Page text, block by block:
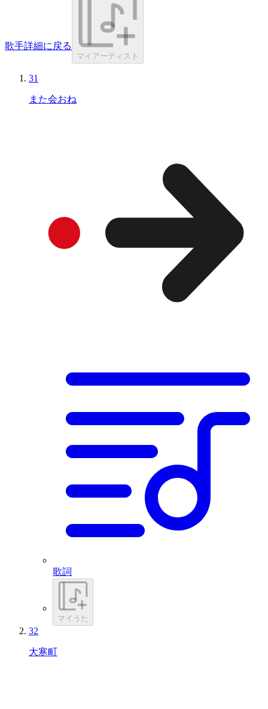
歌手詳細に戻る
マイアーティスト
31
また会おね
歌詞
マイうた
32
大寒町